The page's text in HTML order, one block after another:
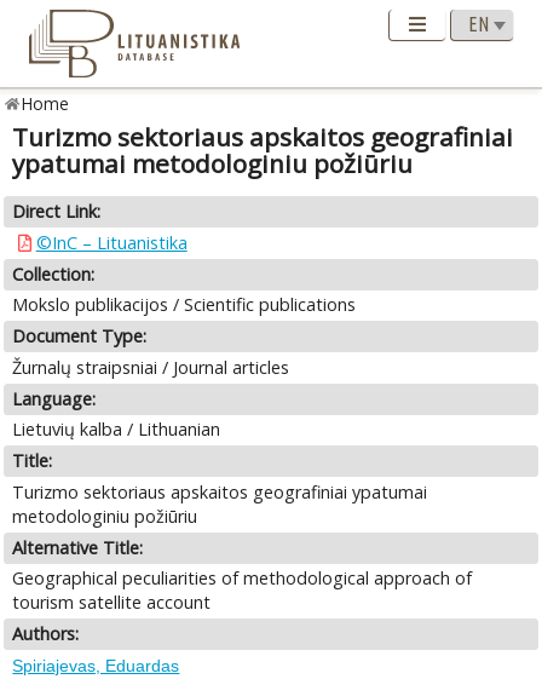
Home
Turizmo sektoriaus apskaitos geografiniai
ypatumai metodologiniu požiūriu
Direct Link:
©InC – Lituanistika
Collection:
Mokslo publikacijos / Scientific publications
Document Type:
Žurnalų straipsniai / Journal articles
Language:
Lietuvių kalba / Lithuanian
Title:
Turizmo sektoriaus apskaitos geografiniai ypatumai
metodologiniu požiūriu
Alternative Title:
Geographical peculiarities of methodological approach of
tourism satellite account
Authors:
Spiriajevas, Eduardas